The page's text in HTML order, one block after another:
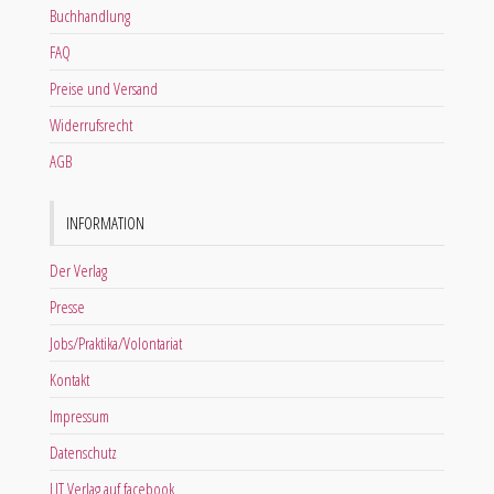
Buchhandlung
FAQ
Preise und Versand
Widerrufsrecht
AGB
INFORMATION
Der Verlag
Presse
Jobs/Praktika/Volontariat
Kontakt
Impressum
Datenschutz
LIT Verlag auf facebook